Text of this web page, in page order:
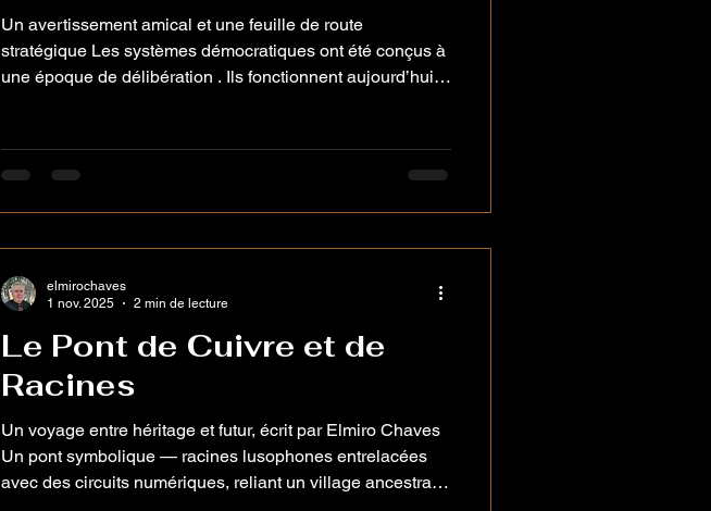
Un avertissement amical et une feuille de route
stratégique Les systèmes démocratiques ont été conçus à
une époque de délibération . Ils fonctionnent aujourd’hui
du déplacement physique. Le débat prenait du temps. Le
consensus exigeait patience. La mémoire institutionnelle
se construisait progressivement. Même les crises
Le Pont de Cuivre et de
Racines
Un voyage entre héritage et futur, écrit par Elmiro Chaves
Un pont symbolique — racines lusophones entrelacées
avec des circuits numériques, reliant un village ancestral à
elmirochaves
1 nov. 2025
2 min de lecture